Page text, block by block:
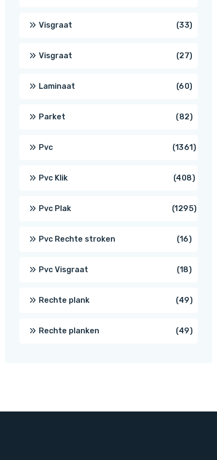
Visgraat 3333
Visgraat 2727
Laminaat 6060
Parket 8282
Pvc 13611361
Pvc Klik 408408
Pvc Plak 12951295
Pvc Rechte stroken 1616
Pvc Visgraat 1818
Rechte plank 4949
Rechte planken 4949